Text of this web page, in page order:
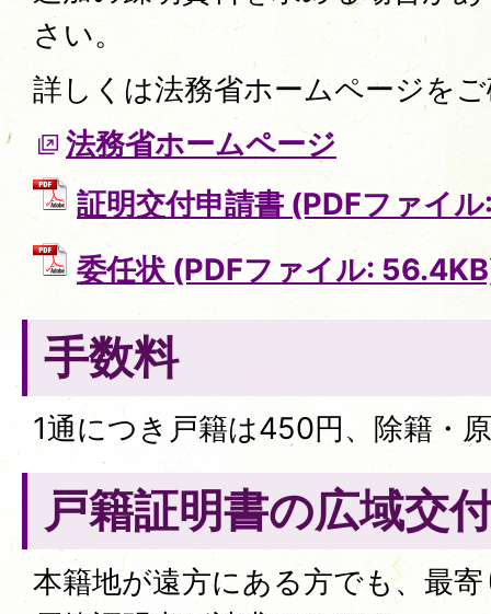
さい。
詳しくは法務省ホームページを
法務省ホームページ
証明交付申請書 (PDFファイ
委任状 (PDFファイル:
手数料
1通につき戸籍は450円、除籍・
戸籍証明書の広域交
本籍地が遠方にある方でも、最